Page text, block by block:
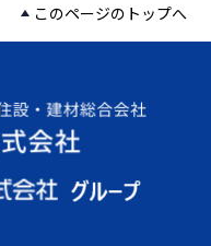
このページのトップへ